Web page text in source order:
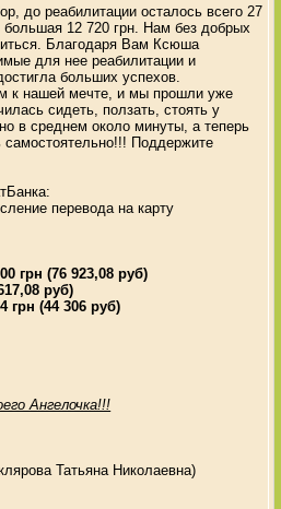
до реабилитации осталось всего 27
12 720 грн. Нам без добрых
Благодаря Вам Ксюша
для нее реабилитации и
больших успехов.
к нашей мечте, и мы прошли уже
сидеть, ползать, стоять у
в среднем около минуты, а теперь
Поддержите
перевода на карту
грн (76 923,08 руб)
руб)
грн (44 306 руб)
Ангелочка!!!
Татьяна Николаевна)